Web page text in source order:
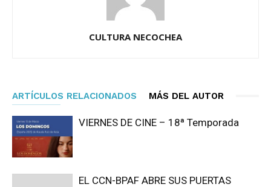
CULTURA NECOCHEA
ARTÍCULOS RELACIONADOS MÁS DEL AUTOR
VIERNES DE CINE – 18ª Temporada
EL CCN-BPAF ABRE SUS PUERTAS